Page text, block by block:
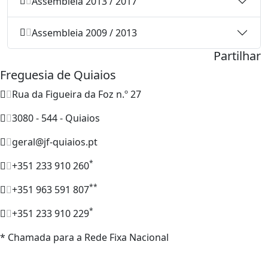
Assembleia 2009 / 2013
Partilhar
Freguesia de Quiaios
Rua da Figueira da Foz n.º 27
3080 - 544 - Quiaios
geral@jf-quiaios.pt
+351 233 910 260*
+351 963 591 807**
+351 233 910 229*
* Chamada para a Rede Fixa Nacional